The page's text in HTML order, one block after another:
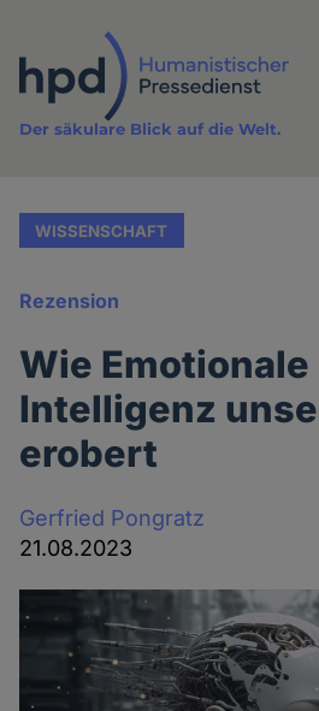
Inhalt
Der säkulare Blick auf die Welt.
WISSENSCHAFT
Rezension
Wie
Intelligenz
erobert
Gerfried Pongratz
21.08.2023